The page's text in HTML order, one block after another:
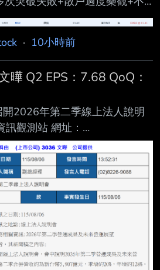
趨勢 :
有停損機制。 長期投資、討
: 進場:MUZ 11.4 (進太早了，
線圖進的，結果沒想到MU今天
10.45 : MU到861附近看情
近的支撐直接破了，那接下來
後觀察看看繼續往下
· 10小時前
曄 Q2 EPS：7.68 QoQ：
2026年第二季線上法人說明
觀測站 網址：
mops/web/t05sr01
i.urusai.cc/vQSHh.png
eVhog.png 好像有點厲害@@